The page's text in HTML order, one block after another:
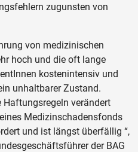
zugunsten von
von medizinischen
hoch und die oft lange
kostenintensiv und
unhaltbarer Zustand.
verändert
Medizinschadensfonds
und ist längst überfällig “,
der BAG